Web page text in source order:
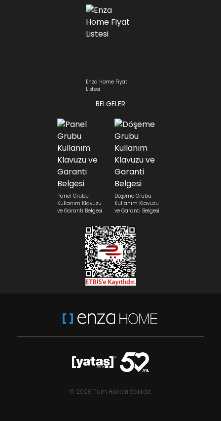
Enza Home Fiyat
Listesi
BELGELER
Panel Grubu
Kullanım Klavuzu
ve Garanti Belgesi
Döşeme Grubu
Kullanım Klavuzu
ve Garanti Belgesi
© 2026 Tüm Hakları Saklıdır.